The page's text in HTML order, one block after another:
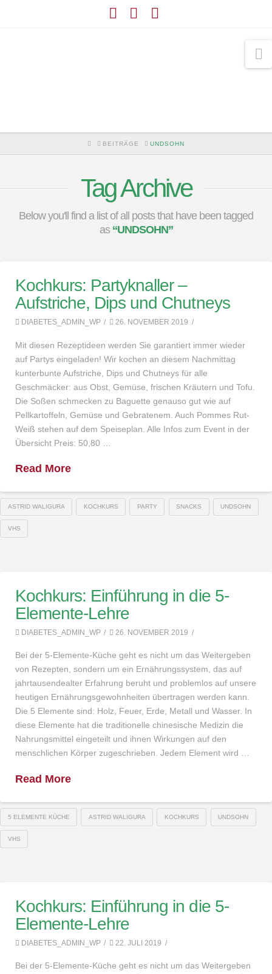
HOMEBEITRÄGE UNDSOHN
Tag Archive
Below you'll find a list of all posts that have been tagged
as “UNDSOHN”
Kochkurs: Partyknaller –
Aufstriche, Dips und Chutneys
DIABETES_ADMIN_WP 26. NOVEMBER 2019
Mit diesen Rezeptideen werden Sie garantiert immer wieder
auf Partys eingeladen! Wir kochen an diesem Nachmittag
kunterbunte Aufstriche, Dips und Chutneys für alle
Geschmäcker: aus Obst, Gemüse, frischen Kräutern und Tofu.
Die Soßen schmecken zu Baguette genauso gut wie auf
Pellkartoffeln, Gemüse und Gebratenem. Auch Pommes Rut-
Weiß stehen auf dem Speiseplan. Alle Infos zum Event in der
Übersicht Preis: 50,80 …
Read More
ASTRID WALIGURA KOCHKURS PARTY SNACKS UNDSOHN
VHS
Kochkurs: Einführung in die 5-
Elemente-Lehre
DIABETES_ADMIN_WP 26. NOVEMBER 2019
Bei der 5-Elemente-Küche geht es nicht um das Weitergeben
von Rezepten, sondern um ein Ernährungssystem, das auf
jahrtausendealter Erfahrung beruht und problemlos auf unsere
heutigen Ernährungsgewohnheiten übertragen werden kann.
Die 5 Elemente sind: Holz, Feuer, Erde, Metall und Wasser. In
diese Elemente hat die traditionelle chinesische Medizin die
Nahrungsmittel eingeteilt und ihnen Wirkungen auf den
menschlichen Körper zugeschrieben. Jedem Element wird …
Read More
5 ELEMENTE KÜCHE ASTRID WALIGURA KOCHKURS UNDSOHN
VHS
Kochkurs: Einführung in die 5-
Elemente-Lehre
DIABETES_ADMIN_WP 22. JULI 2019
Bei der 5-Elemente-Küche geht es nicht um das Weitergeben